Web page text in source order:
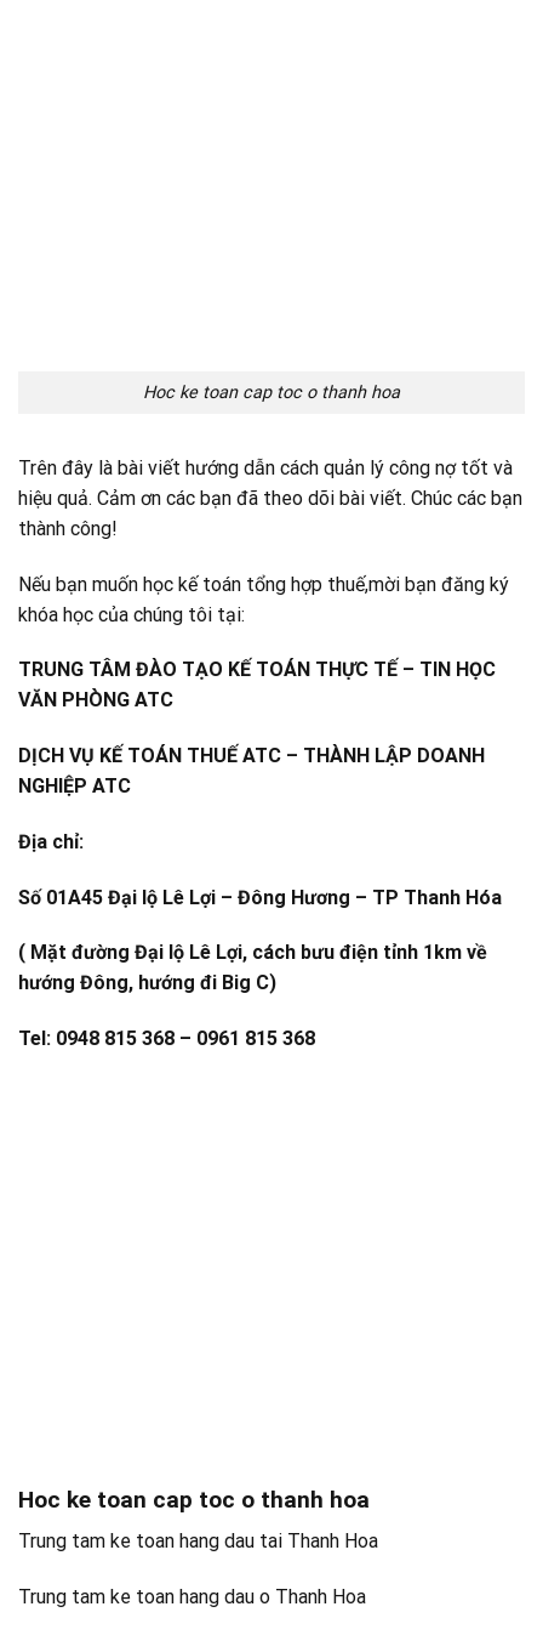
Hoc ke toan cap toc o thanh hoa
Trên đây là bài viết hướng dẫn cách quản lý công nợ tốt và
hiệu quả. Cảm ơn các bạn đã theo dõi bài viết. Chúc các bạn
thành công!
Nếu bạn muốn học kế toán tổng hợp thuế,mời bạn đăng ký
khóa học của chúng tôi tại:
TRUNG TÂM ĐÀO TẠO KẾ TOÁN THỰC TẾ – TIN HỌC
VĂN PHÒNG ATC
DỊCH VỤ KẾ TOÁN THUẾ ATC – THÀNH LẬP DOANH
NGHIỆP ATC
Địa chỉ:
Số 01A45 Đại lộ Lê Lợi – Đông Hương – TP Thanh Hóa
( Mặt đường Đại lộ Lê Lợi, cách bưu điện tỉnh 1km về
hướng Đông, hướng đi Big C)
Tel: 0948 815 368 – 0961 815 368
Hoc ke toan cap toc o thanh hoa
Trung tam ke toan hang dau tai Thanh Hoa
Trung tam ke toan hang dau o Thanh Hoa